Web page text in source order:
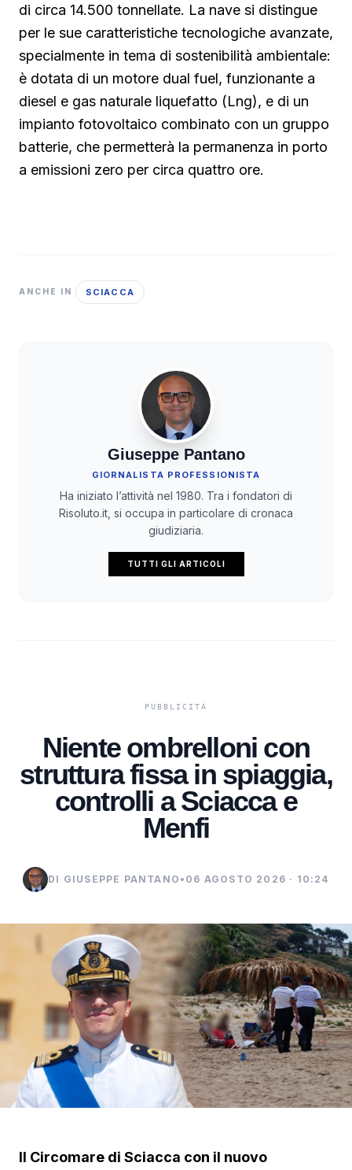
di circa 14.500 tonnellate. La nave si distingue
per le sue caratteristiche tecnologiche avanzate,
specialmente in tema di sostenibilità ambientale:
è dotata di un motore dual fuel, funzionante a
diesel e gas naturale liquefatto (Lng), e di un
impianto fotovoltaico combinato con un gruppo
batterie, che permetterà la permanenza in porto
a emissioni zero per circa quattro ore.
ANCHE IN SCIACCA
Giuseppe Pantano
GIORNALISTA PROFESSIONISTA
Ha iniziato l’attività nel 1980. Tra i fondatori di
Risoluto.it, si occupa in particolare di cronaca
giudiziaria.
TUTTI GLI ARTICOLI
Niente ombrelloni con
struttura fissa in spiaggia,
controlli a Sciacca e
Menfi
DI GIUSEPPE PANTANO • 06 AGOSTO 2026 · 10:24
Il Circomare di Sciacca con il nuovo